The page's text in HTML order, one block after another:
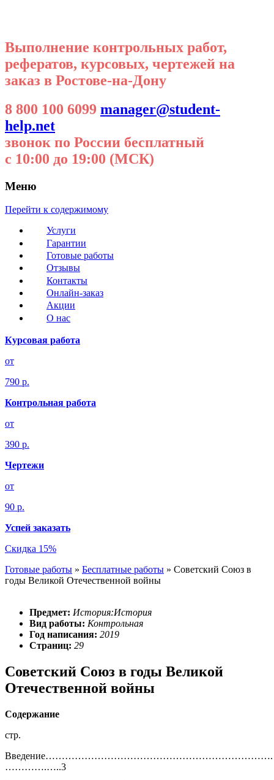
Выполнение контрольных работ,
рефератов, курсовых, чертежей на
заказ в Ростове-на-Дону
8 800 100 6099 manager@student-
help.net
звонок по России бесплатный
с 10:00 до 19:00 (МСК)
Меню
Перейти к содержимому
Услуги
Гарантии
Готовые работы
Отзывы
Контакты
Онлайн-заказ
Акции
О нас
Курсовая работа
от
790 р.
Контрольная работа
от
390 р.
Чертежи
от
90 р.
Успей заказать
Скидка 15%
Готовые работы » Бесплатные работы » Советский Союз в
годы Великой Отечественной войны
Предмет: История:История
Вид работы: Контрольная
Год написания: 2019
Страниц: 29
Советский Союз в годы Великой
Отечественной войны
Содержание
стр.
Введение…………………………………………………………….
………….…..3